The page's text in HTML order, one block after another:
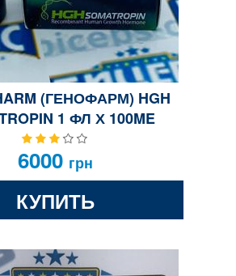
(ГЕНОФАРМ) HGH
1 ФЛ Х 100ME
6000 грн
КУПИТЬ